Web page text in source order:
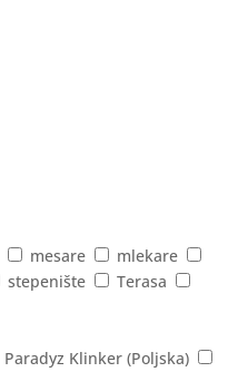
mesare
mlekare
stepenište
Terasa
Paradyz Klinker (Poljska)